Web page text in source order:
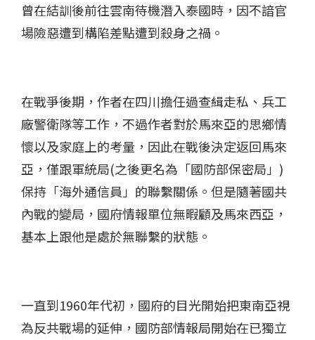
曾在結訓後前往雲南待機潛入泰國時，因不諳官
場險惡遭到構陷差點遭到殺身之禍。
在戰爭後期，作者在四川擔任過查緝走私、兵工
廠警衛隊等工作，不過作者對於馬來亞的思鄉情
懷以及家庭上的考量，因此在戰後決定返回馬來
亞，僅跟軍統局(之後更名為「國防部保密局」)
保持「海外通信員」的聯繫關係。但是隨著國共
內戰的變局，國府情報單位無暇顧及馬來西亞，
基本上跟他是處於無聯繫的狀態。
一直到1960年代初，國府的目光開始把東南亞視
為反共戰場的延伸，國防部情報局開始在已獨立